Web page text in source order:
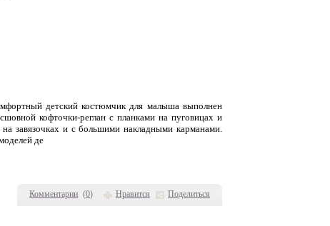
Комментарии (0) Нравится Поделиться
детский костюмчик для малыша выполнен
кофточки-реглан с планками на пуговицах и
завязочках и с большими накладными карманами.
де